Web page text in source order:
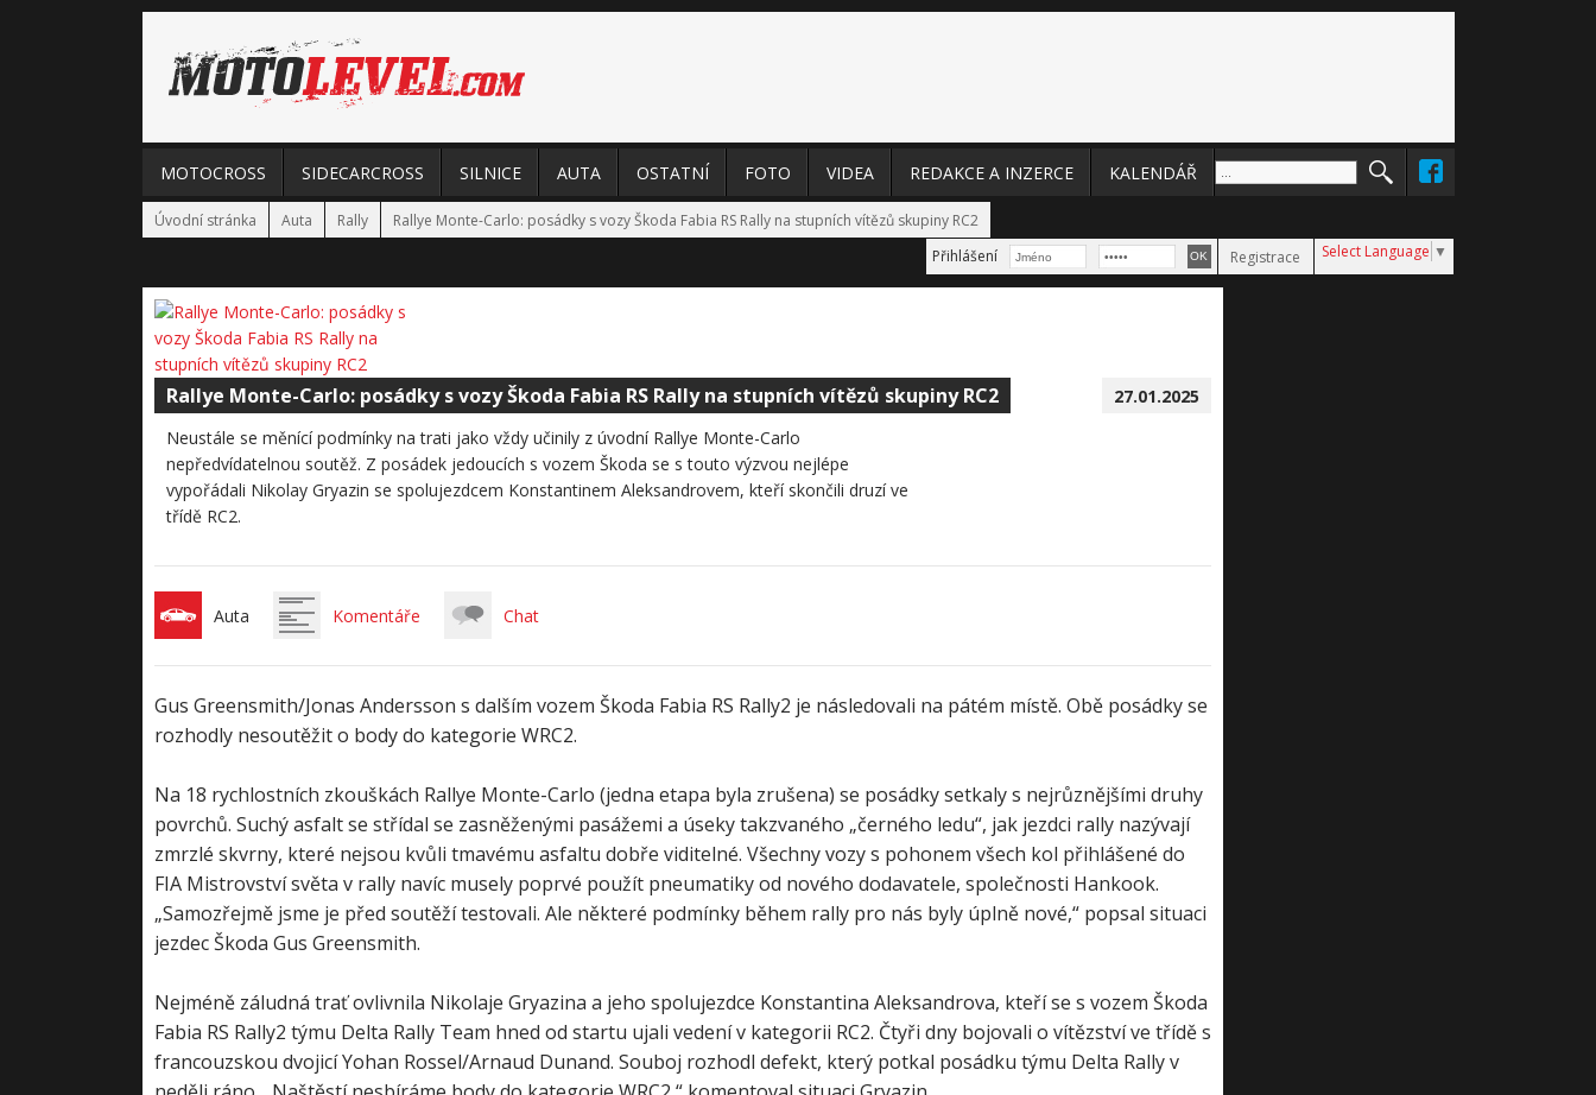
MOTOCROSS SIDECARCROSS SILNICE AUTA OSTATNÍ FOTO VIDEA REDAKCE A INZERCE KALENDÁŘ
Úvodní stránka Auta Rally
Rallye Monte-Carlo: posádky s vozy Škoda Fabia RS Rally na stupních vítězů skupiny RC2
Přihlášení
Registrace Select Language ▼
Rallye Monte-Carlo: posádky s vozy Škoda Fabia RS Rally na stupních vítězů skupiny RC2
27.01.2025
Neustále se měnící podmínky na trati jako vždy učinily z úvodní Rallye Monte-Carlo
nepředvídatelnou soutěž. Z posádek jedoucích s vozem Škoda se s touto výzvou nejlépe
vypořádali Nikolay Gryazin se spolujezdcem Konstantinem Aleksandrovem, kteří skončili druzí ve
třídě RC2.
Auta Komentáře Chat
Gus Greensmith/Jonas Andersson s dalším vozem Škoda Fabia RS Rally2 je následovali na pátém místě. Obě posádky se
rozhodly nesoutěžit o body do kategorie WRC2.
Na 18 rychlostních zkouškách Rallye Monte-Carlo (jedna etapa byla zrušena) se posádky setkaly s nejrůznějšími druhy
povrchů. Suchý asfalt se střídal se zasněženými pasážemi a úseky takzvaného „černého ledu“, jak jezdci rally nazývají
zmrzlé skvrny, které nejsou kvůli tmavému asfaltu dobře viditelné. Všechny vozy s pohonem všech kol přihlášené do
FIA Mistrovství světa v rally navíc musely poprvé použít pneumatiky od nového dodavatele, společnosti Hankook.
„Samozřejmě jsme je před soutěží testovali. Ale některé podmínky během rally pro nás byly úplně nové,“ popsal situaci
jezdec Škoda Gus Greensmith.
Nejméně záludná trať ovlivnila Nikolaje Gryazina a jeho spolujezdce Konstantina Aleksandrova, kteří se s vozem Škoda
Fabia RS Rally2 týmu Delta Rally Team hned od startu ujali vedení v kategorii RC2. Čtyři dny bojovali o vítězství ve třídě s
francouzskou dvojicí Yohan Rossel/Arnaud Dunand. Souboj rozhodl defekt, který potkal posádku týmu Delta Rally v